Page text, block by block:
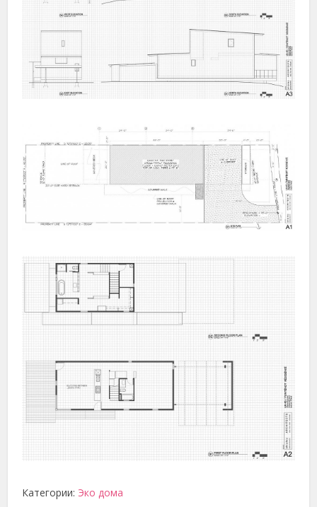
Категории: Эко дома